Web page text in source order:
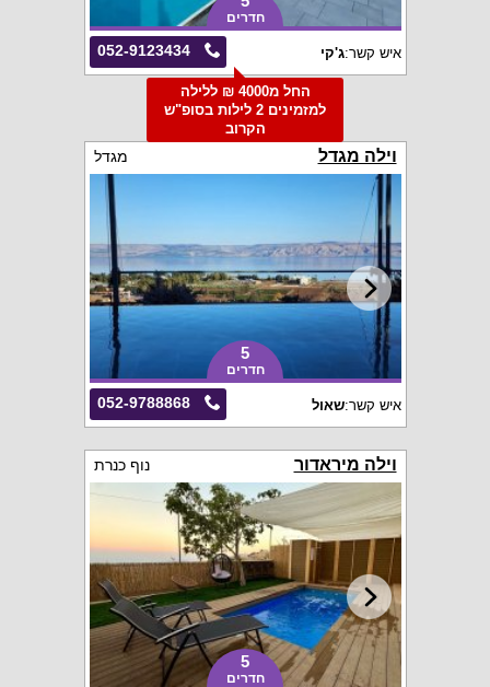
חדרים
052-9123434 איש קשר:ג'קי
החל מ4000 ₪ ללילה
למזמינים 2 לילות בסופ"ש
הקרוב
וילה מגדל מגדל
5
חדרים
052-9788868 איש קשר:שאול
וילה מיראדור נוף כנרת
5
חדרים